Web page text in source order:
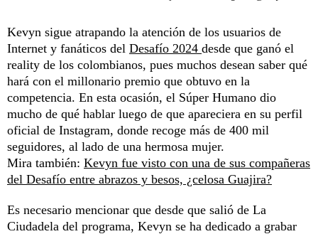
Kevyn sigue atrapando la atención de los usuarios de
Internet y fanáticos del Desafío 2024 desde que ganó el
reality de los colombianos, pues muchos desean saber qué
hará con el millonario premio que obtuvo en la
competencia. En esta ocasión, el Súper Humano dio
mucho de qué hablar luego de que apareciera en su perfil
oficial de Instagram, donde recoge más de 400 mil
seguidores, al lado de una hermosa mujer.
Mira también: Kevyn fue visto con una de sus compañeras
del Desafío entre abrazos y besos, ¿celosa Guajira?
Es necesario mencionar que desde que salió de La
Ciudadela del programa, Kevyn se ha dedicado a grabar